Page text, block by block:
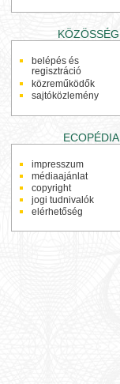
KÖZÖSSÉG
belépés és
regisztráció
közreműködők
sajtóközlemény
ECOPÉDIA
impresszum
médiaajánlat
copyright
jogi tudnivalók
elérhetőség